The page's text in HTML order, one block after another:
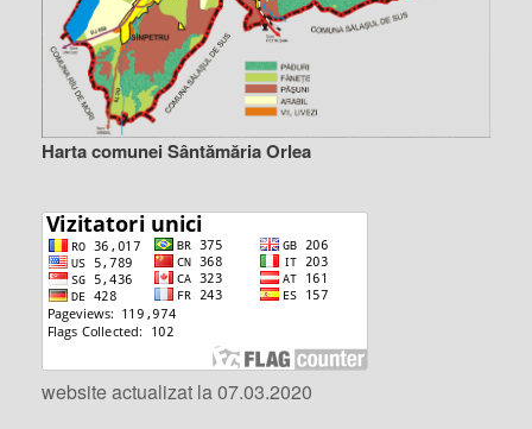
Harta comunei Sântămăria Orlea
website actualizat la 07.03.2020